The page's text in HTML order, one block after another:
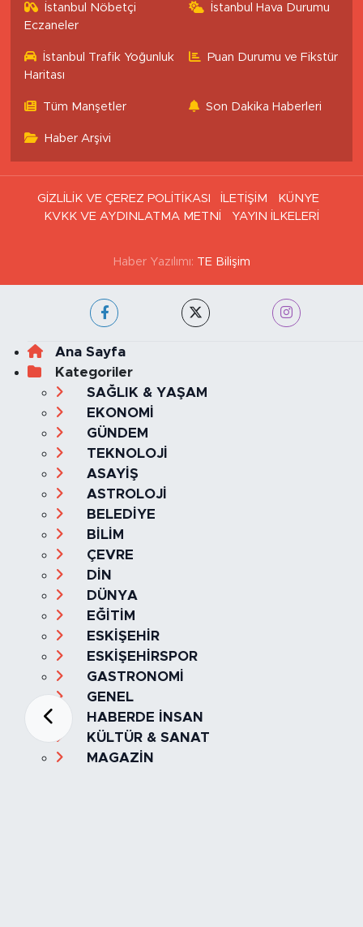
İstanbul Nöbetçi
Eczaneler
İstanbul Hava Durumu
İstanbul Trafik Yoğunluk
Haritası
Puan Durumu ve Fikstür
Tüm Manşetler Son Dakika Haberleri
Haber Arşivi
GİZLİLİK VE ÇEREZ POLİTİKASI İLETİŞİM
KÜNYE
KVKK VE AYDINLATMA METNİ
YAYIN İLKELERİ
Haber Yazılımı: TE Bilişim
Ana Sayfa
Kategoriler
SAĞLIK & YAŞAM
EKONOMİ
GÜNDEM
TEKNOLOJİ
ASAYİŞ
ASTROLOJİ
BELEDİYE
BİLİM
ÇEVRE
DİN
DÜNYA
EĞİTİM
ESKİŞEHİR
ESKİŞEHİRSPOR
GASTRONOMİ
GENEL
HABERDE İNSAN
KÜLTÜR & SANAT
MAGAZİN